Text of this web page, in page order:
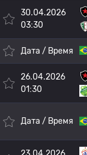
30.04.2026
03:30
Дата / Время
26.04.2026
01:30
Дата / Время